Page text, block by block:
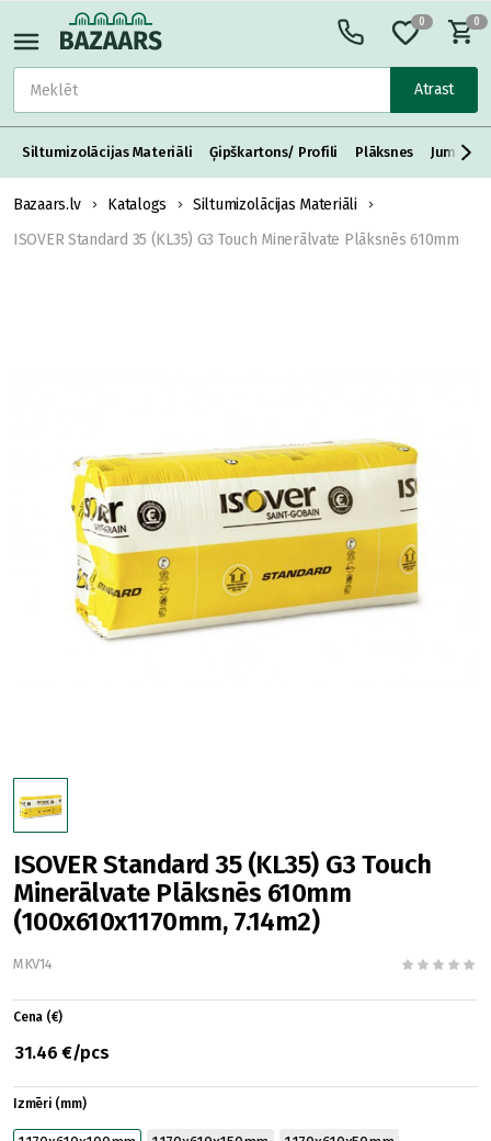
Atrast
0 0
Siltumizolācijas Materiāli Ģipškartons/ Profili Plāksnes Jumta
Bazaars.lv Katalogs
Siltumizolācijas Materiāli
ISOVER Standard 35 (KL35) G3 Touch Minerālvate Plāksnēs 610mm
ISOVER Standard 35 (KL35) G3 Touch
Minerālvate Plāksnēs 610mm
(100x610x1170mm, 7.14m2)
MKV14
Cena (€)
31.46 €/pcs
Izmēri (mm)